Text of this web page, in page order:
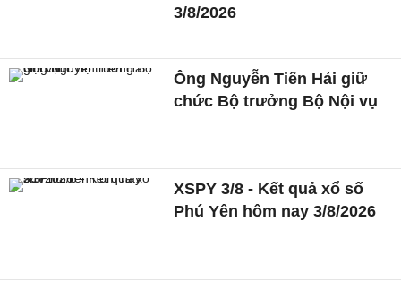
3/8/2026
Ông Nguyễn Tiến Hải giữ
chức Bộ trưởng Bộ Nội vụ
XSPY 3/8 - Kết quả xổ số
Phú Yên hôm nay 3/8/2026